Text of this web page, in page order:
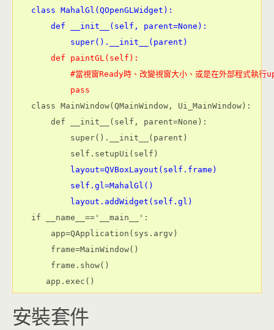
class MahalGl(QOpenGLWidget):
    def __init__(self, parent=None):
        super().__init__(parent)
    def paintGL(self):
#當視窗Ready時、改變視窗大小、或是在外部程式執行
        pass
class MainWindow(QMainWindow, Ui_MainWindow):
    def __init__(self, parent=None):
        super().__init__(parent)
        self.setupUi(self)
layout=QVBoxLayout(self.frame)
        self.gl=MahalGl()
        layout.addWidget(self.gl)
if __name__=='__main__':
    app=QApplication(sys.argv)
    frame=MainWindow()
    frame.show()
   app.exec()
安裝套件